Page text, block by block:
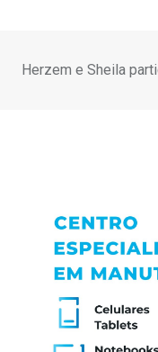
Herzem e Sheila